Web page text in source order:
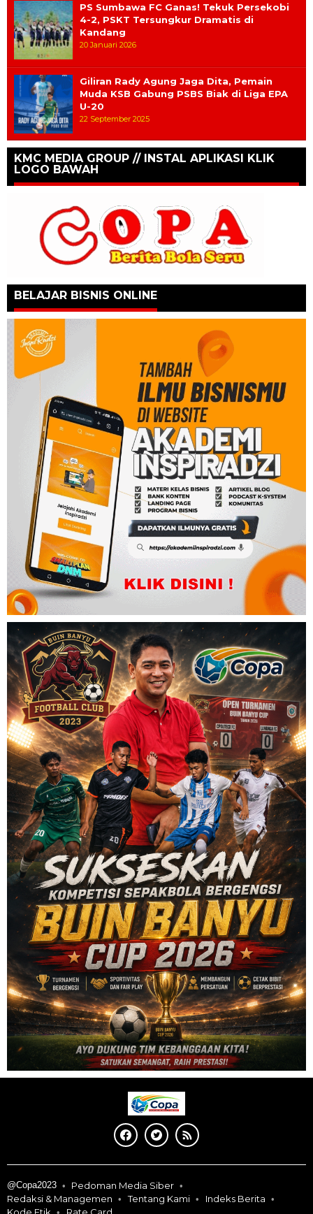
PS Sumbawa FC Ganas! Tekuk Persekobi
4-2, PSKT Tersungkur Dramatis di
Kandang
20 Januari 2026
Giliran Rady Agung Jaga Dita, Pemain
Muda KSB Gabung PSBS Biak di Liga EPA
U-20
22 September 2025
KMC MEDIA GROUP // INSTAL APLIKASI KLIK
LOGO BAWAH
BELAJAR BISNIS ONLINE
@Copa2023
Pedoman Media Siber
Redaksi & Managemen
Tentang Kami
Indeks Berita